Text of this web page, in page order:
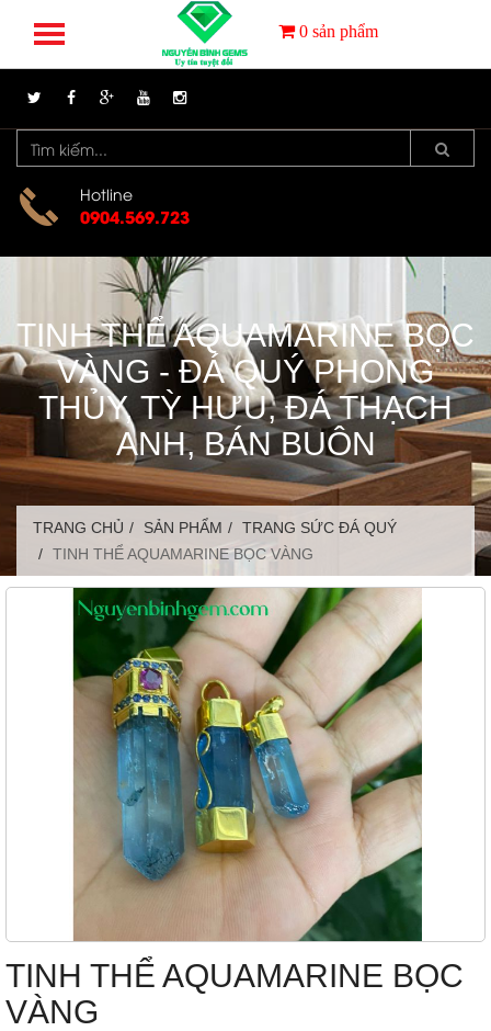
0 sản phẩm
Hotline
0904.569.723
TINH THỂ AQUAMARINE BỌC
VÀNG - ĐÁ QUÝ PHONG
THỦY, TỲ HƯU, ĐÁ THẠCH
ANH, BÁN BUÔN
TRANG CHỦ SẢN PHẨM
TRANG SỨC ĐÁ QUÝ
TINH THỂ AQUAMARINE BỌC VÀNG
TINH THỂ AQUAMARINE BỌC
VÀNG